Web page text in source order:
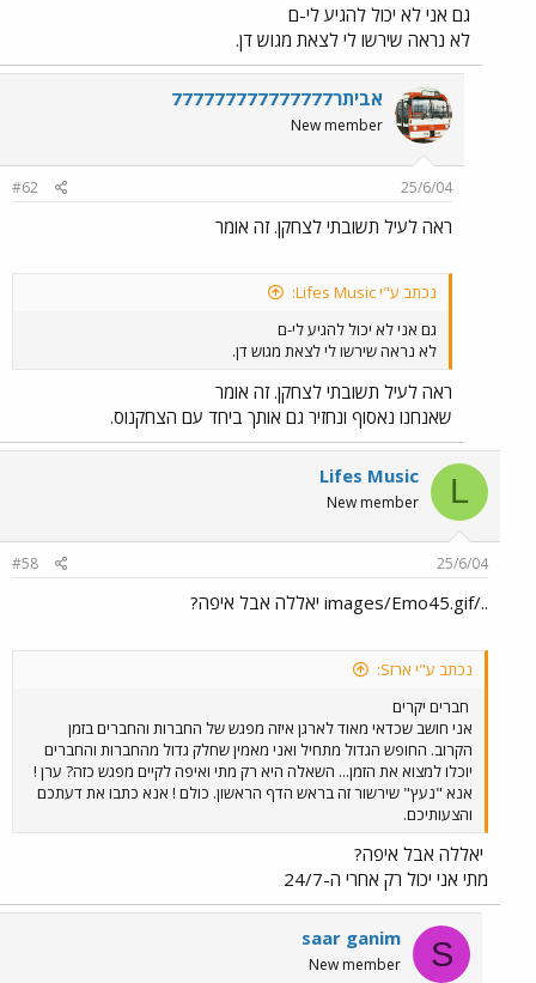
גם אני לא יכול להגיע לי-ם
לא נראה שירשו לי לצאת מגוש דן.
אביתר777777777777777
New member
25/6/04
#62
ראה לעיל תשובתי לצחקן. זה אומר
נכתב ע"י Lifes Music:
גם אני לא יכול להגיע לי-ם
לא נראה שירשו לי לצאת מגוש דן.
ראה לעיל תשובתי לצחקן. זה אומר
שאנחנו נאסוף ונחזיר גם אותך ביחד עם הצחקנוס.
L
Lifes Music
New member
25/6/04
#58
../images/Emo45.gif יאללה אבל איפה?
נכתב ע"י ארזS:
חברים יקרים
אני חושב שכדאי מאוד לארגן איזה מפגש של החברות והחברים בזמן
הקרוב. החופש הגדול מתחיל ואני מאמין שחלק גדול מהחברות והחברים
יוכלו למצוא את הזמן... השאלה היא רק מתי ואיפה לקיים מפגש כזה? ערן !
אנא "נעץ" שירשור זה בראש הדף הראשון. כולם ! אנא כתבו את דעתכם
והצעותיכם.
יאללה אבל איפה?
מתי אני יכול רק אחרי ה-24/7
S
saar ganim
New member